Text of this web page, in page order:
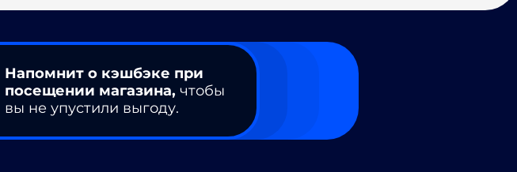
Напомнит о кэшбэке при
посещении магазина, чтобы
вы не упустили выгоду.